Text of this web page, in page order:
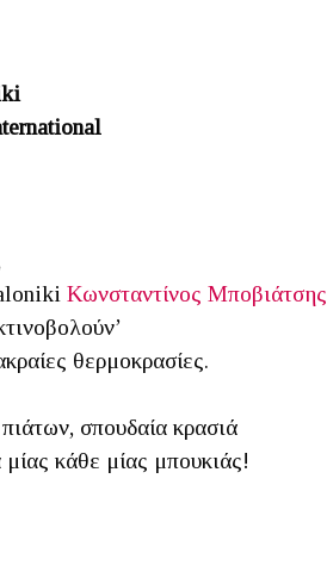
Κωνσταντίνος Μποβιάτσης
θερμοκρασίες.
σπουδαία κρασιά
κάθε μίας μπουκιάς!